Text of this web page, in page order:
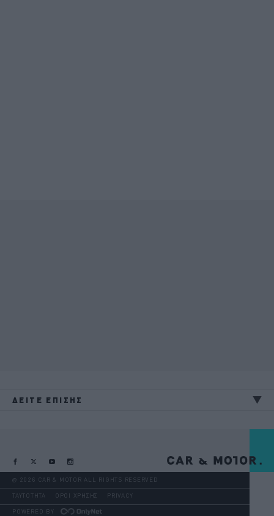
ΔΕΙΤΕ ΕΠΙΣΗΣ
@ 2026 CAR & MOTOR ALL RIGHTS RESERVED
ΤΑΥΤΟΤΗΤΑ ΟΡΟΙ ΧΡΗΣΗΣ PRIVACY
POWERED BY